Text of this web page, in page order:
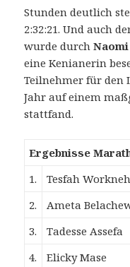
Stunden deutlich
2:32:21. Und auch
wurde durch
eine Kenianerin
Teilnehmer für den
Jahr auf einem
stattfand.
Ergebnisse
1.
Tesfah Workneh
2.
Ameta
3.
Tadesse Assefa
4.
Elicky Mase